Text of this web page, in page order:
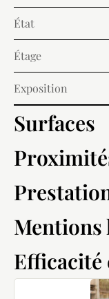
État
Étage
Exposition
Surfaces
Mentions
Efficacité